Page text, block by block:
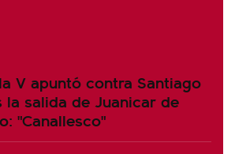
V apuntó contra Santiago
salida de Juanicar de
"Canallesco"